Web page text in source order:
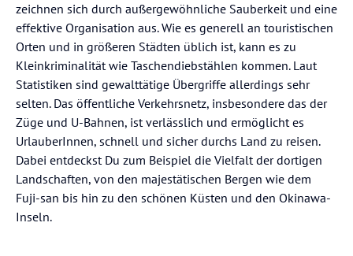
zeichnen sich durch außergewöhnliche Sauberkeit und eine
effektive Organisation aus. Wie es generell an touristischen
Orten und in größeren Städten üblich ist, kann es zu
Kleinkriminalität wie Taschendiebstählen kommen. Laut
Statistiken sind gewalttätige Übergriffe allerdings sehr
selten. Das öffentliche Verkehrsnetz, insbesondere das der
Züge und U-Bahnen, ist verlässlich und ermöglicht es
UrlauberInnen, schnell und sicher durchs Land zu reisen.
Dabei entdeckst Du zum Beispiel die Vielfalt der dortigen
Landschaften, von den majestätischen Bergen wie dem
Fuji-san bis hin zu den schönen Küsten und den Okinawa-
Inseln.